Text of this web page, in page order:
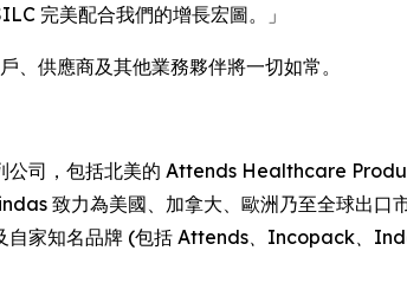
完美配合我們的增長宏圖。」
供應商及其他業務夥伴將一切如常。
公司，包括北美的 Attends Healthcare
致力為美國、加拿大、歐洲乃至全球出口
自家知名品牌 (包括 Attends、Incopack、